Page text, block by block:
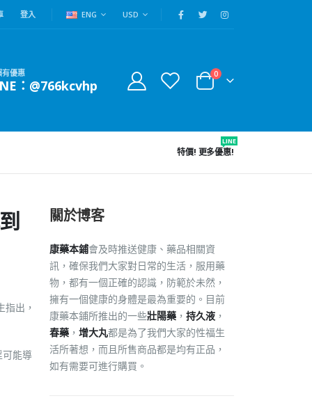
登入 ENG USD
有優惠
：@766kcvhp
0
特價! 更多優惠!
LINE
指出，
可能導
關於博客
康藥本鋪會及時推送健康、藥品相關資
訊，確保我們大家對日常的生活，服用藥
物，都有一個正確的認識，防範於未然，
擁有一個健康的身體是最為重要的。目前
康藥本鋪所推出的一些壯陽藥 ， 持久液 ，
春藥 ， 增大丸都是為了我們大家的性福生
活所著想，而且所售商品都是均有正品，
如有需要可進行購買。